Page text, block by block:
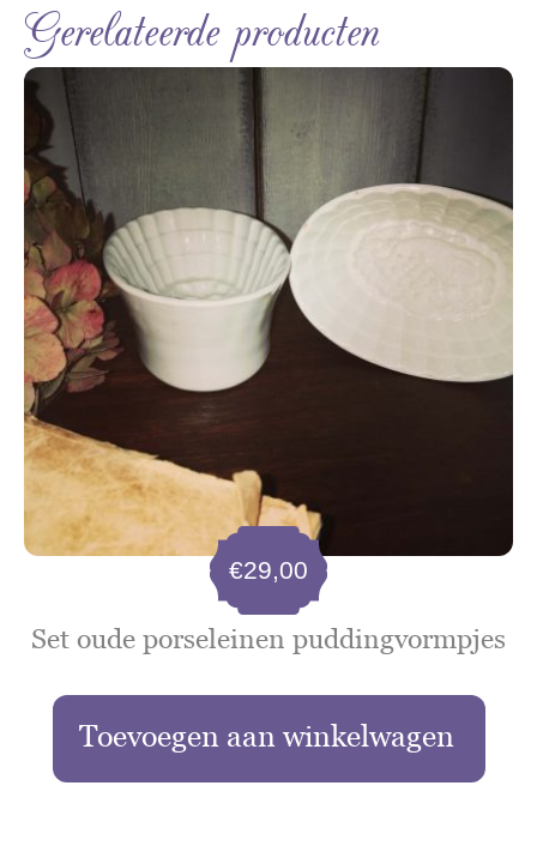
Gerelateerde producten
Set oude porseleinen puddingvormpjes
€29,00
Toevoegen aan winkelwagen